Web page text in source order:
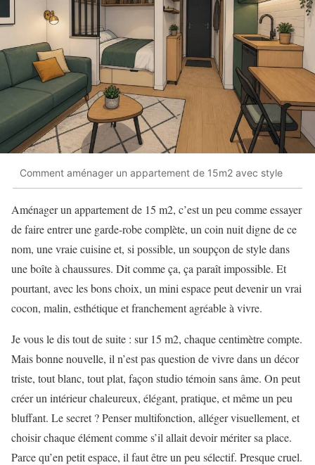
Comment aménager un appartement de 15m2 avec style
Aménager un appartement de 15 m2, c’est un peu comme essayer
de faire entrer une garde-robe complète, un coin nuit digne de ce
nom, une vraie cuisine et, si possible, un soupçon de style dans
une boîte à chaussures. Dit comme ça, ça paraît impossible. Et
pourtant, avec les bons choix, un mini espace peut devenir un vrai
cocon, malin, esthétique et franchement agréable à vivre.
Je vous le dis tout de suite : sur 15 m2, chaque centimètre compte.
Mais bonne nouvelle, il n’est pas question de vivre dans un décor
triste, tout blanc, tout plat, façon studio témoin sans âme. On peut
créer un intérieur chaleureux, élégant, pratique, et même un peu
bluffant. Le secret ? Penser multifonction, alléger visuellement, et
choisir chaque élément comme s’il allait devoir mériter sa place.
Parce qu’en petit espace, il faut être un peu sélectif. Presque cruel.